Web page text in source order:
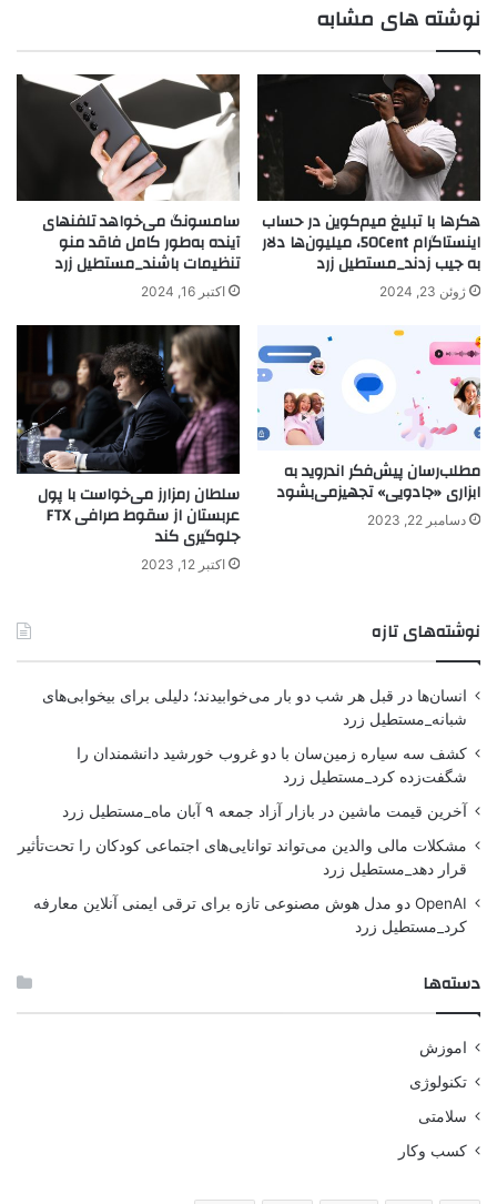
نوشته های مشابه
هکرها با تبلیغ میم‌کوین در حساب
اینستاگرام 50Cent، میلیون‌ها دلار
به جیب زدند_مستطیل زرد
ژوئن 23, 2024
سامسونگ می‌خواهد تلفنهای
آینده به‌طور کامل فاقد منو
تنظیمات باشند_مستطیل زرد
اکتبر 16, 2024
مطلب‌رسان پیش‌فکر اندروید به
ابزاری «جادویی» تجهیزمی‌بشود
دسامبر 22, 2023
سلطان رمزارز می‌خواست با پول
عربستان از سقوط صرافی FTX
جلوگیری کند
اکتبر 12, 2023
نوشته‌های تازه
انسان‌ها در قبل هر شب دو بار می‌خوابیدند؛ دلیلی برای بیخوابی‌های
شبانه_مستطیل زرد
کشف سه سیاره زمین‌سان با دو غروب خورشید دانشمندان را
شگفت‌زده کرد_مستطیل زرد
آخرین قیمت ماشین در بازار آزاد جمعه ۹ آبان ماه_مستطیل زرد
مشکلات مالی والدین می‌تواند توانایی‌های اجتماعی کودکان را تحت‌تأثیر
قرار دهد_مستطیل زرد
OpenAI دو مدل هوش مصنوعی تازه برای ترقی ایمنی آنلاین معارفه
کرد_مستطیل زرد
دسته‌ها
اموزش
تکنولوژی
سلامتی
کسب وکار